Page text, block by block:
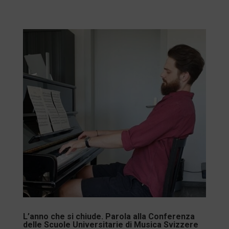
L’anno che si chiude. Parola alla Conferenza
delle Scuole Universitarie di Musica Svizzere